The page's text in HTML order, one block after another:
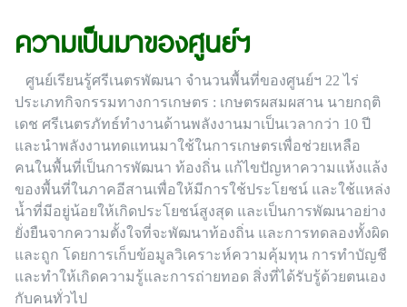
ความเป็นมาของศูนย์ฯ
ศูนย์เรียนรู้ศรีเนตรพัฒนา จำนวนพื้นที่ของศูนย์ฯ 22 ไร่
ประเภทกิจกรรมทางการเกษตร : เกษตรผสมผสาน นายกฤติ
เดช ศรีเนตรภัทธ์ทำงานด้านพลังงานมาเป็นเวลากว่า 10 ปี
และนำพลังงานทดแทนมาใช้ในการเกษตรเพื่อช่วยเหลือ
คนในพื้นที่เป็นการพัฒนา ท้องถิ่น แก้ไขปัญหาความแห้งแล้ง
ของพื้นที่ในภาคอีสานเพื่อให้มีการใช้ประโยชน์ และใช้แหล่ง
น้ำที่มีอยู่น้อยให้เกิดประโยชน์สูงสุด และเป็นการพัฒนาอย่าง
ยั่งยืนจากความตั้งใจที่จะพัฒนาท้องถิ่น และการทดลองทั้งผิด
และถูก โดยการเก็บข้อมูลวิเคราะห์ความคุ้มทุน การทำบัญชี
และทำให้เกิดความรู้และการถ่ายทอด สิ่งที่ได้รับรู้ด้วยตนเอง
กับคนทั่วไป